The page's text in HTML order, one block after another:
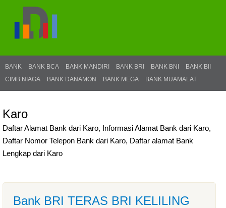
BANK BANK BCA BANK MANDIRI BANK BRI BANK BNI
BANK BII
CIMB NIAGA
BANK DANAMON BANK MEGA BANK MUAMALAT
Karo
Daftar Alamat Bank dari Karo, Informasi Alamat Bank dari Karo,
Daftar Nomor Telepon Bank dari Karo, Daftar alamat Bank
Lengkap dari Karo
Bank BRI TERAS BRI KELILING